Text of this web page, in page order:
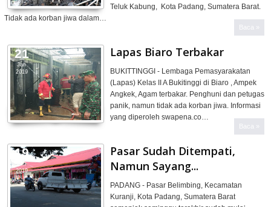
Teluk Kabung, Kota Padang, Sumatera Barat.
Tidak ada korban jiwa dalam…
Baca »
Lapas Biaro Terbakar
BUKITTINGGI - Lembaga Pemasyarakatan
(Lapas) Kelas II A Bukitinggi di Biaro , Ampek
Angkek, Agam terbakar. Penghuni dan petugas
panik, namun tidak ada korban jiwa. Informasi
yang diperoleh swapena.co…
Baca »
21
Jan
2019
Pasar Sudah Ditempati,
Namun Sayang...
PADANG - Pasar Belimbing, Kecamatan
Kuranji, Kota Padang, Sumatera Barat
19
Jan
2019